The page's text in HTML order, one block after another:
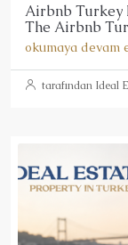
Airbnb Turkey
The Airbnb
okumaya devam
tarafından Ideal